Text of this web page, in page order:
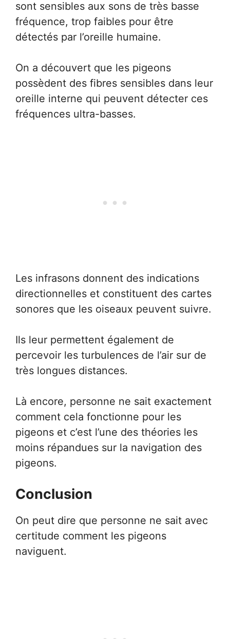
sont sensibles aux sons de très basse
fréquence, trop faibles pour être
détectés par l’oreille humaine.
On a découvert que les pigeons
possèdent des fibres sensibles dans leur
oreille interne qui peuvent détecter ces
fréquences ultra-basses.
Les infrasons donnent des indications
directionnelles et constituent des cartes
sonores que les oiseaux peuvent suivre.
Ils leur permettent également de
percevoir les turbulences de l’air sur de
très longues distances.
Là encore, personne ne sait exactement
comment cela fonctionne pour les
pigeons et c’est l’une des théories les
moins répandues sur la navigation des
pigeons.
Conclusion
On peut dire que personne ne sait avec
certitude comment les pigeons
naviguent.